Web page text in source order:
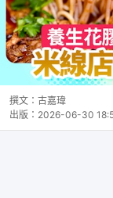
撰文： 古嘉瑋
出版： 2026-06-30